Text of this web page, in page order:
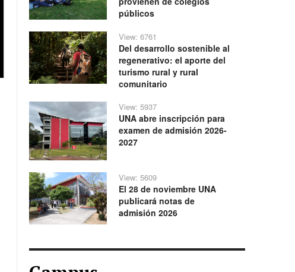
públicos
View: 6761
Del desarrollo sostenible al
regenerativo: el aporte del
turismo rural y rural
comunitario
View: 5937
UNA abre inscripción para
examen de admisión 2026-
2027
View: 5609
El 28 de noviembre UNA
publicará notas de
admisión 2026